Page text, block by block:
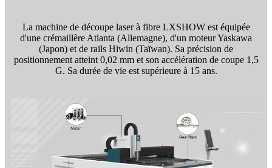
La machine de découpe laser à fibre LXSHOW est équipée
d'une crémaillère Atlanta (Allemagne), d'un moteur Yaskawa
(Japon) et de rails Hiwin (Taïwan). Sa précision de
positionnement atteint 0,02 mm et son accélération de coupe 1,5
G. Sa durée de vie est supérieure à 15 ans.